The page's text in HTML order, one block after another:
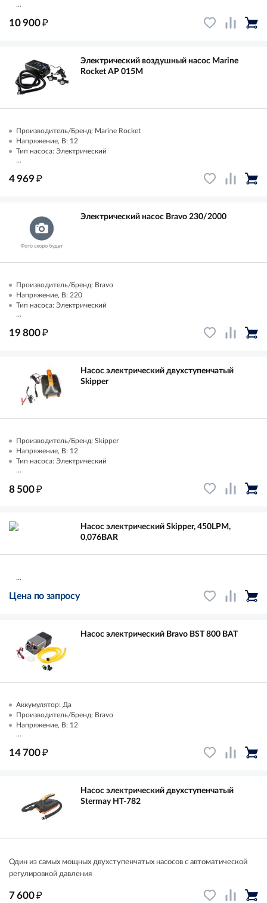
...
10 900₽
Электрический воздушный насос Marine
Rocket AP 015M
Производитель/Бренд: Marine Rocket
Напряжение, В: 12
Тип насоса: Электрический
...
4 969₽
Электрический насос Bravo 230/2000
Производитель/Бренд: Bravo
Напряжение, В: 220
Тип насоса: Электрический
...
19 800₽
Насос электрический двухступенчатый
Skipper
Производитель/Бренд: Skipper
Напряжение, В: 12
Тип насоса: Электрический
...
8 500₽
Насос электрический Skipper, 450LPM,
0,076BAR
...
Цена по запросу
Насос электрический Bravo BST 800 BАТ
Аккумулятор: Да
Производитель/Бренд: Bravo
Напряжение, В: 12
...
14 700₽
Насос электрический двухступенчатый
Stermay HT-782
Один из самых мощных двухступенчатых насосов с автоматической
регулировкой давления
7 600₽